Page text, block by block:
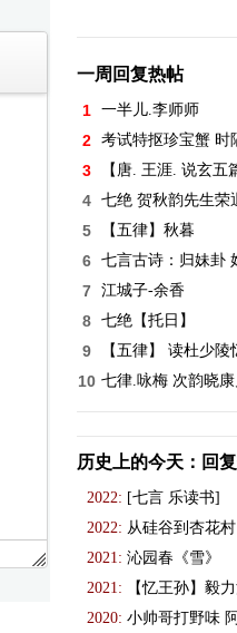
一周回复热帖
1 一半儿.李师师
2 考试特抠珍宝蟹 时
3 【唐. 王涯. 说玄五
4 七绝 贺秋韵先生荣
5 【五律】秋暮
6 七言古诗：归妹卦
7 江城子-余香
8 七绝【托日】
9 【五律】 读杜少陵
10 七律.咏梅 次韵晓康
历史上的今天：回
2022: [七言 乐读书]
2022: 从硅谷到杏花
2021: 沁园春《雪》
2021:
【忆王孙】毅
2020: 小帅哥打野味